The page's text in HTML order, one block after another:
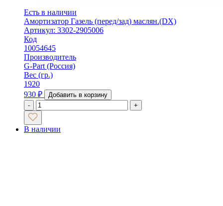
Есть в наличии
Амортизатор Газель (перед/зад) маслян.(DX)
Артикул: 3302-2905006
Код
10054645
Производитель
G-Part (Россия)
Вес (гр.)
1920
930 ₽
Добавить в корзину
-
+
В наличии